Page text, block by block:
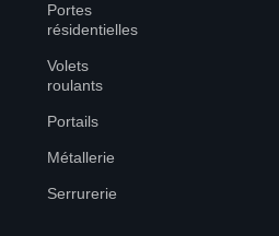
Portes
résidentielles
Volets
roulants
Portails
Métallerie
Serrurerie